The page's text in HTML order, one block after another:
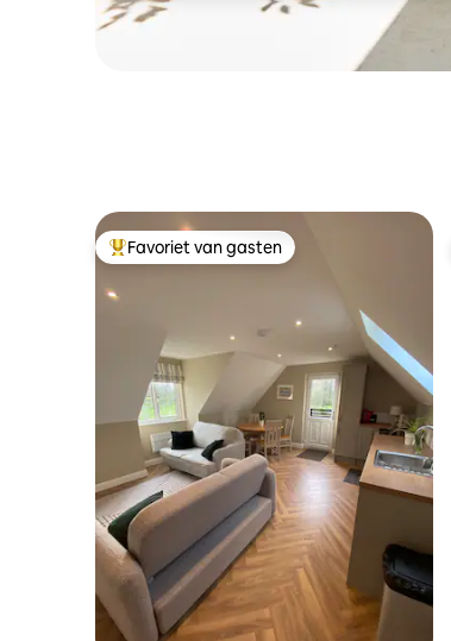
Topfavoriet van gasten
Favoriet van gasten